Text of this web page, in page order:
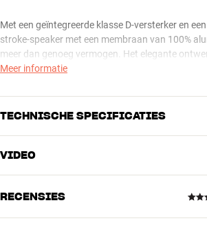
Met een geïntegreerde klasse D-versterker en
stroke-speaker met een membraan van 100%
meer dan genoeg vermogen. Het elegante
compact voor een 14”-speaker!
PERFECT VOOR MUZIEK EN FILMS
De SUB K-14 F is ontwikkeld voor zowel films als
zeggen dat hij nauwkeurig en krachtig tegelijk
hele lichaam van kunt genieten.
Meer informatie
TECHNISCHE SPECIFICATIES
PRESTATIES
VIDEO
RECENSIES